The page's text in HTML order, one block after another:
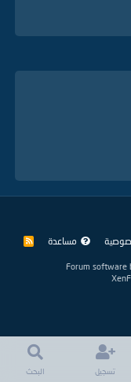
مساعدة
R
Forum software
تسجيل البحث